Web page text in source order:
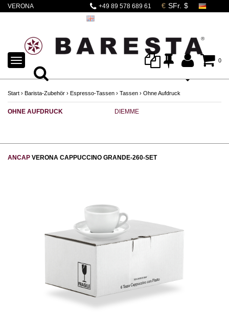
VERONA
+49 89 578 689 61
0
TOGGLE
NAVIGATION
Start › Barista-Zubehör › Espresso-Tassen › Tassen › Ohne Aufdruck
OHNE AUFDRUCK DIEMME
ANCAP VERONA CAPPUCCINO GRANDE-260-SET